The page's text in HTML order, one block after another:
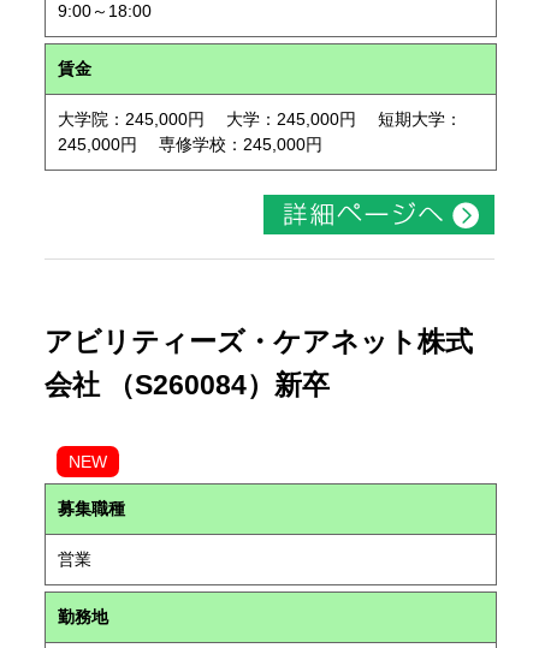
9:00～18:00
賃金
大学院：245,000円 大学：245,000円 短期大学：
245,000円 専修学校：245,000円
アビリティーズ・ケアネット株式
会社 （S260084）新卒
NEW
募集職種
営業
勤務地